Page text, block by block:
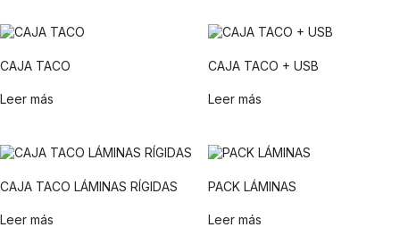
CAJA TACO
Leer más
CAJA TACO + USB
Leer más
CAJA TACO LÁMINAS RÍGIDAS
Leer más
PACK LÁMINAS
Leer más